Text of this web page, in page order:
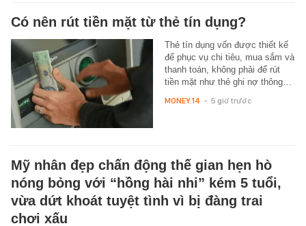
Có nên rút tiền mặt từ thẻ tín dụng?
Thẻ tín dụng vốn được thiết kế
để phục vụ chi tiêu, mua sắm và
thanh toán, không phải để rút
tiền mặt như thẻ ghi nợ thông…
MONEY.14 - 5 giờ trước
Mỹ nhân đẹp chấn động thế gian hẹn hò
nóng bỏng với “hồng hài nhi” kém 5 tuổi,
vừa dứt khoát tuyệt tình vì bị đàng trai
chơi xấu